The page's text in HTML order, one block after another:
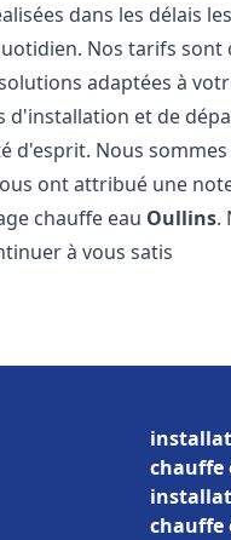
dans les délais
Nos tarifs
adaptées à
et de
d'esprit. Nous
ont attribué une
chauffe eau Oullins.
à vous satis
chauffe
chauffe